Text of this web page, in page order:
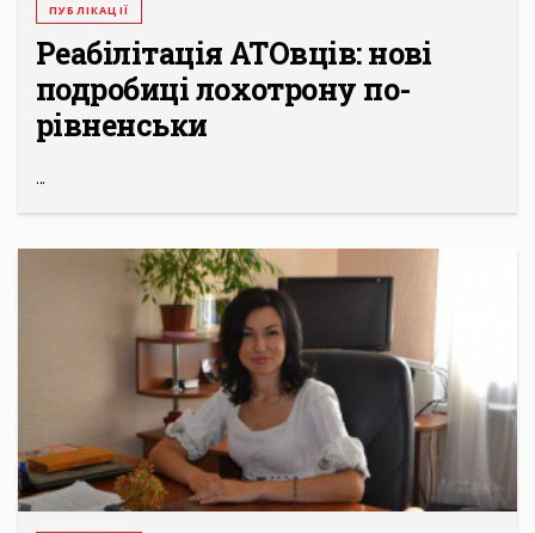
ПУБЛІКАЦІЇ
Реабілітація АТОвців: нові
подробиці лохотрону по-
рівненськи
...